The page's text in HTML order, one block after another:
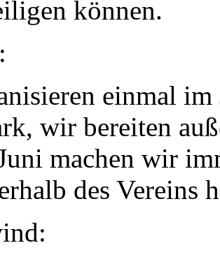
können.
einmal
wir bereiten
machen wir
des Vereins